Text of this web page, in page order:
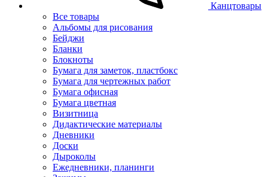
Канцтовары
Все товары
Альбомы для рисования
Бейджи
Бланки
Блокноты
Бумага для заметок, пластбокс
Бумага для чертежных работ
Бумага офисная
Бумага цветная
Визитница
Дидактические материалы
Дневники
Доски
Дыроколы
Ежедневники, планинги